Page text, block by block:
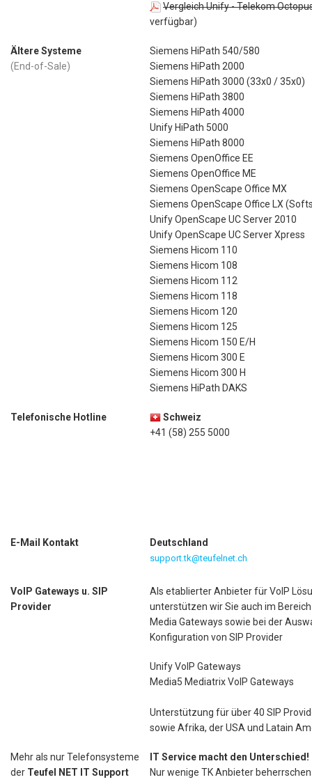
Vergleich Unify - Telekom
verfügbar)
Ältere Systeme
(End-of-Sale)
Siemens HiPath 540/580
Siemens HiPath 2000
Siemens HiPath 3000 (33x0 / 35x0)
Siemens HiPath 3800
Siemens HiPath 4000
Unify HiPath 5000
Siemens HiPath 8000
Siemens OpenOffice EE
Siemens OpenOffice ME
Siemens OpenScape Office MX
Siemens OpenScape Office LX
Unify OpenScape UC Server 2010
Unify OpenScape UC Server Xpress
Siemens Hicom 110
Siemens Hicom 108
Siemens Hicom 112
Siemens Hicom 118
Siemens Hicom 120
Siemens Hicom 125
Siemens Hicom 150 E/H
Siemens Hicom 300 E
Siemens Hicom 300 H
Siemens HiPath DAKS
Telefonische Hotline
Schweiz
+41 (58) 255 5000
E-Mail Kontakt Deutschland
support.tk@teufelnet.ch
VoIP Gateways u. SIP
Provider
Als etablierter Anbieter für VoIP
unterstützen wir Sie auch im Bereich
Media Gateways sowie bei der
Konfiguration von SIP Provider
Unify VoIP Gateways
Media5 Mediatrix VoIP Gateways
Unterstützung für über 40 SIP
sowie Afrika, der USA und Latain
Mehr als nur Telefonsysteme
der Teufel NET IT Support
IT Service macht den Unterschied!
Nur wenige TK Anbieter